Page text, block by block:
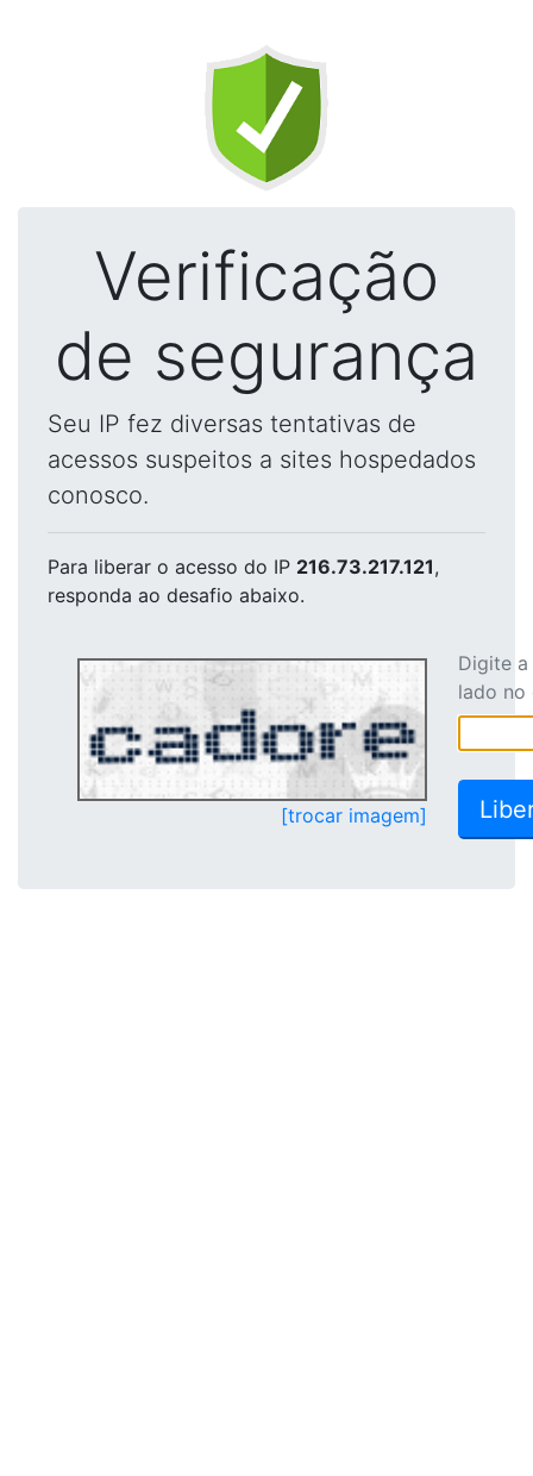
Verificação
de segurança
Seu IP fez diversas tentativas de
acessos suspeitos a sites hospedados
conosco.
Para liberar o acesso do IP 216.73.217.121,
responda ao desafio abaixo.
[trocar imagem]
Digite
lado no